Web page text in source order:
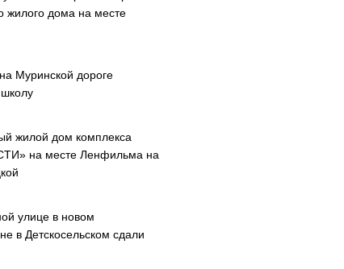
жилого дома на месте
Муринской дороге
жилой дом комплекса
на месте Ленфильма на
улице в новом
в Детскосельском сдали